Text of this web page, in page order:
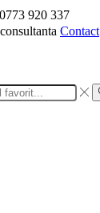
920 337
Contact